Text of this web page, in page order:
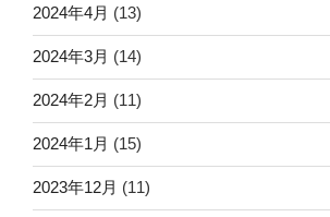
2024年4月 (13)
2024年3月 (14)
2024年2月 (11)
2024年1月 (15)
2023年12月 (11)